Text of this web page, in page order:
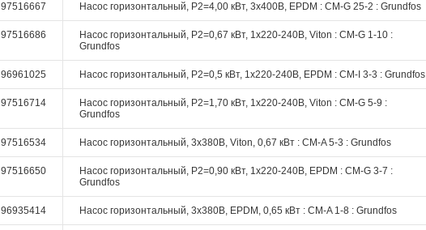
97516667 Насос горизонтальный, P2=4,00 кВт, 3х400В, EPDM : CM-G 25-2 : Grundfos
97516686
Насос горизонтальный, P2=0,67 кВт, 1х220-240В, Viton : CM-G 1-10 :
Grundfos
96961025 Насос горизонтальный, P2=0,5 кВт, 1х220-240В, EPDM : CM-I 3-3 : Grundfos
97516714
Насос горизонтальный, P2=1,70 кВт, 1х220-240В, Viton : CM-G 5-9 :
Grundfos
97516534 Насос горизонтальный, 3х380В, Viton, 0,67 кВт : CM-A 5-3 : Grundfos
97516650
Насос горизонтальный, P2=0,90 кВт, 1х220-240В, EPDM : CM-G 3-7 :
Grundfos
96935414 Насос горизонтальный, 3х380В, EPDM, 0,65 кВт : CM-A 1-8 : Grundfos